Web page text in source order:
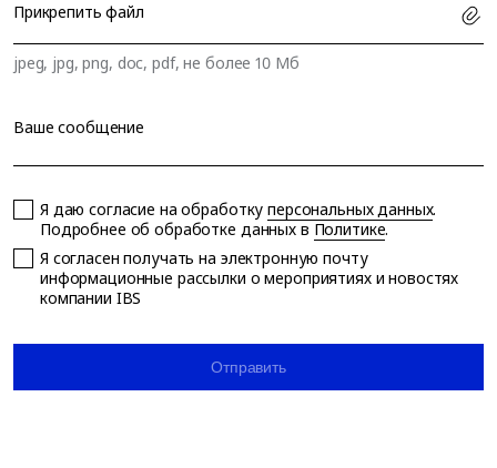
Прикрепить файл
jpeg, jpg, png, doc, pdf, не более 10 Мб
Ваше сообщение
Я даю согласие на обработкуперсональных данных.
Подробнее об обработке данных в Политике.
Я согласен получать на электронную почту
информационные рассылки о мероприятиях и новостях
компании IBS
Отправить